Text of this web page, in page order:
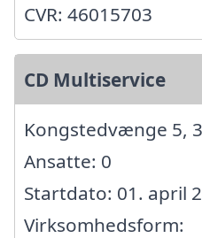
CVR: 46015703
CD Multiservice
Kongstedvænge 5,
Ansatte: 0
Startdato: 01. april
Virksomhedsform: